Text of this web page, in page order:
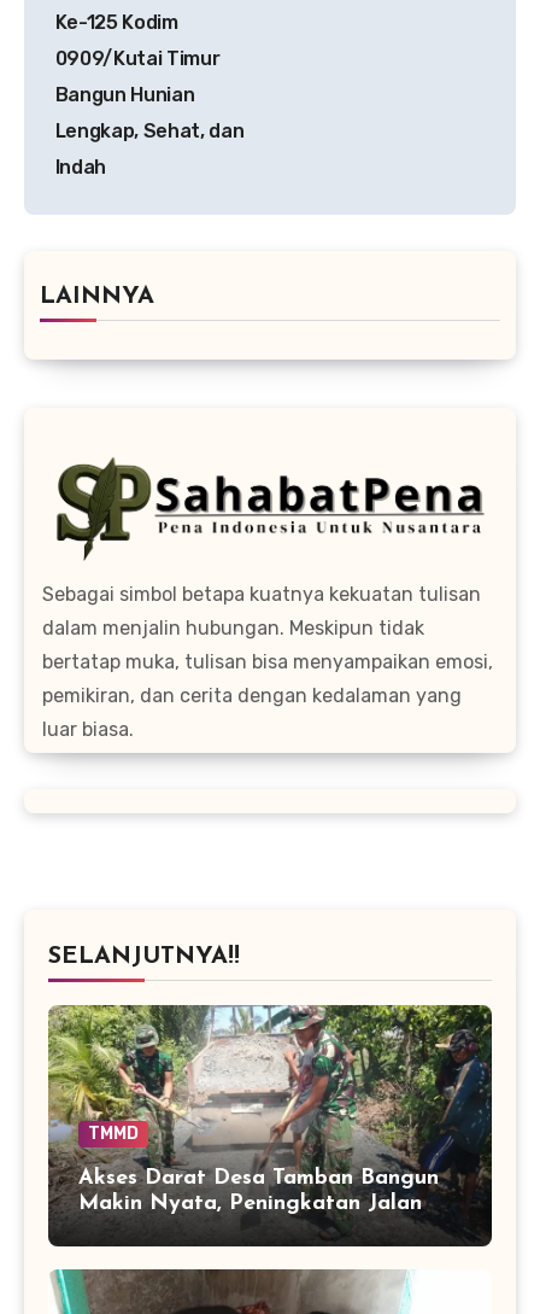
Ke-125 Kodim
0909/Kutai Timur
Bangun Hunian
Lengkap, Sehat, dan
Indah
LAINNYA
Sebagai simbol betapa kuatnya kekuatan tulisan
dalam menjalin hubungan. Meskipun tidak
bertatap muka, tulisan bisa menyampaikan emosi,
pemikiran, dan cerita dengan kedalaman yang
luar biasa.
SELANJUTNYA!!
TMMD
Akses Darat Desa Tamban Bangun
Makin Nyata, Peningkatan Jalan
TMMD Sentuh 90 Persen